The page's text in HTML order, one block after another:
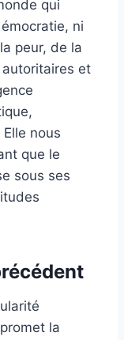
qui
ni
peur, de la
et
nous
que le
sous ses
la